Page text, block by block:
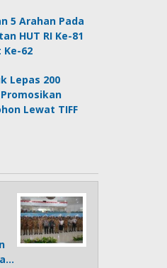
5 Arahan Pada
HUT RI Ke-81
Ke-62
Lepas 200
Lewat TIFF